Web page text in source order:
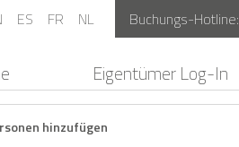
ES FR NL Buchungs-Hotline:
Eigentümer Log-In
hinzufügen